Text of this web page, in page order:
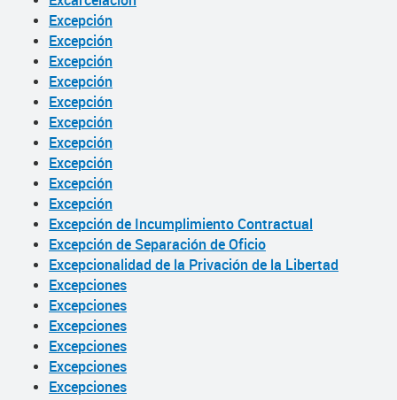
Excepción
Excepción
Excepción
Excepción
Excepción
Excepción
Excepción
Excepción
Excepción
Excepción
Excepción de Incumplimiento Contractual
Excepción de Separación de Oficio
Excepcionalidad de la Privación de la Libertad
Excepciones
Excepciones
Excepciones
Excepciones
Excepciones
Excepciones